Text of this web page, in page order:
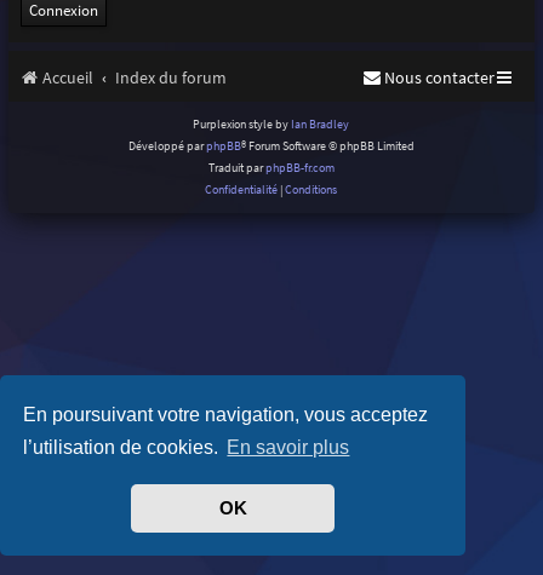
En poursuivant votre navigation, vous acceptez
l’utilisation de cookies. En savoir plus
OK
Accueil Index du forum Nous contacter
Purplexion style by Ian Bradley
Développé parphpBB® Forum Software © phpBB Limited
Traduit parphpBB-fr.com
Confidentialité |Conditions